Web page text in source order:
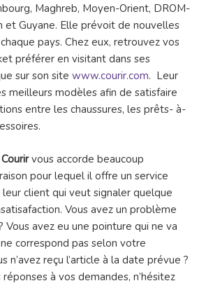
Maghreb, Moyen-Orient, DROM-
et Guyane. Elle prévoit de nouvelles
pays. Chez eux, retrouvez vos
préférer en visitant dans ses
sur son site www.courir.com. Leur
meilleurs modèles afin de satisfaire
entre les chaussures, les prêts- à-
Courirvous accorde beaucoup
pour lequel il offre un service
client qui veut signaler quelque
Vous avez un problème
Vous avez eu une pointure qui ne va
correspond pas selon votre
n’avez reçu l’article à la date prévue ?
à vos demandes, n’hésitez